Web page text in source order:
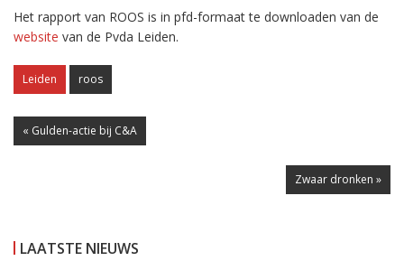
Het rapport van ROOS is in pfd-formaat te downloaden van de
website van de Pvda Leiden.
Leiden roos
« Gulden-actie bij C&A
Zwaar dronken »
LAATSTE NIEUWS